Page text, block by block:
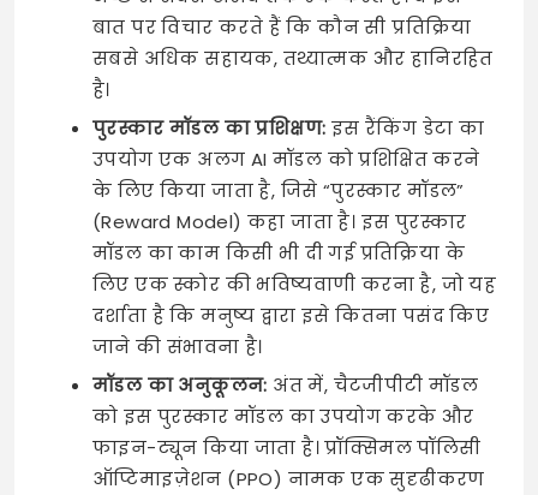
बात पर विचार करते हैं कि कौन सी प्रतिक्रिया
सबसे अधिक सहायक, तथ्यात्मक और हानिरहित
है।
पुरस्कार मॉडल का प्रशिक्षण: इस रैंकिंग डेटा का
उपयोग एक अलग AI मॉडल को प्रशिक्षित करने
के लिए किया जाता है, जिसे “पुरस्कार मॉडल”
(Reward Model) कहा जाता है। इस पुरस्कार
मॉडल का काम किसी भी दी गई प्रतिक्रिया के
लिए एक स्कोर की भविष्यवाणी करना है, जो यह
दर्शाता है कि मनुष्य द्वारा इसे कितना पसंद किए
जाने की संभावना है।
मॉडल का अनुकूलन: अंत में, चैटजीपीटी मॉडल
को इस पुरस्कार मॉडल का उपयोग करके और
फाइन-ट्यून किया जाता है। प्रॉक्सिमल पॉलिसी
ऑप्टिमाइज़ेशन (PPO) नामक एक सुदृढीकरण